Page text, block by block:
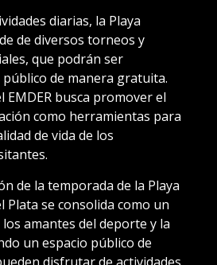
diarias, la Playa
de diversos torneos y
que podrán ser
de manera gratuita.
EMDER busca promover el
como herramientas para
de vida de los
de la temporada de la Playa
Plata se consolida como un
amantes del deporte y la
un espacio público de